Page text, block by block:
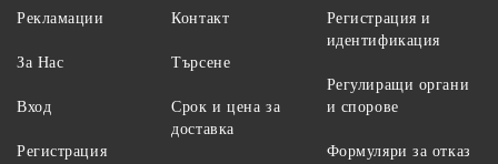
Рекламации
За Нас
Вход
Регистрация
Контакт
Търсене
Срок и цена за
доставка
Регистрация и
идентификация
Регулиращи органи
и спорове
Формуляри за отказ